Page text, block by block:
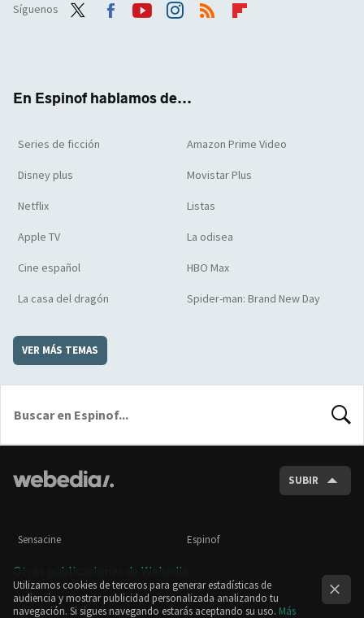
Síguenos
En Espinof hablamos de...
Series de ficción Amazon Prime Video
Disney plus Movistar Plus
Netflix Listas
Apple TV La odisea
Cine español HBO Max
La casa del dragón Spider-man: Brand New Day
VER MÁS TEMAS
SUBIR
Sensacine Espinof
Otras publicaciones de Webedia
Utilizamos cookies de terceros para generar estadísticas de
audiencia y mostrar publicidad personalizada analizando tu
navegación. Si sigues navegando estarás aceptando su uso. Más